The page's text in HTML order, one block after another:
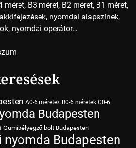
méret, B3 méret, B2 méret, B1 méret,
nyomdai alapszínek,
nyomdai operátor…
A0-6 méretek B0-6 méretek C0-6
Budapesten
Gumibélyegző bolt Budapesten
nyomda Budapesten